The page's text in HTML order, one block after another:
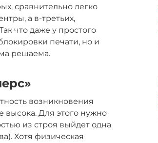
сравнительно легко
а в-третьих,
что даже у простого
печати, но и
решаема.
возникновения
Для этого нужно
из строя выйдет одна
Хотя физическая